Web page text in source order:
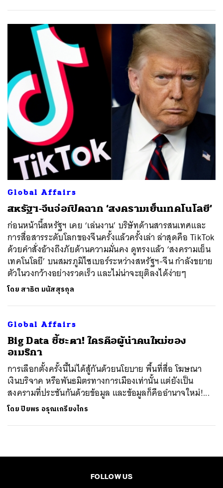
Global Affairs
สหรัฐฯ-จีนจ่อเปิดฉาก ‘สงครามเย็นเทคโนโลยี’
ก่อนหน้านี้สหรัฐฯ เคย ‘เล่นงาน’ บริษัทด้านสารสนเทศและ
การสื่อสารระดับโลกของจีนครั้งแล้วครั้งเล่า ล่าสุดคือ TikTok
ด้วยคำสั่งอ้างถึงภัยด้านความมั่นคง ดูทรงแล้ว ‘สงครามเย็น
เทคโนโลยี’ บนสมรภูมิไซเบอร์ระหว่างสหรัฐฯ-จีน กำลังขยาย
ตัวในวงกว้างอย่างรวดเร็ว และไม่น่าจะยุติลงได้ง่ายๆ
โดย สาธิต มนัสสุรกุล
Global Affairs
Big Data ชี้ชะตา! ใครคือผู้นำคนใหม่ของ
อเมริกา
การเลือกตั้งครั้งนี้ไม่ได้สู้กันด้วยนโยบาย พื้นที่สื่อ โฆษณา
เงินบริจาค หรือพันธมิตรทางการเมืองเท่านั้น แต่ยังเป็น
สงครามที่ประชันกันด้วยข้อมูล และข้อมูลก็คืออำนาจใหม่!...
โดยปิยพร อรุณเกรียงไกร
FOLLOW US
SHARE LINE EMAIL